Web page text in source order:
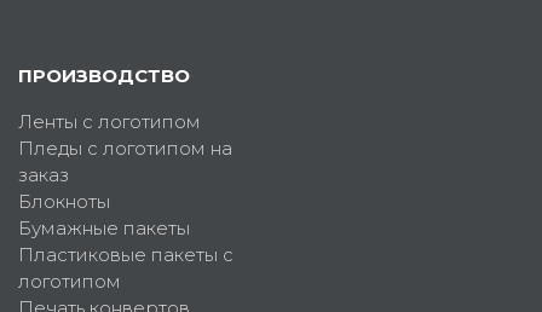
ПРОИЗВОДСТВО
Ленты с логотипом
Пледы с логотипом на
заказ
Блокноты
Бумажные пакеты
Пластиковые пакеты с
логотипом